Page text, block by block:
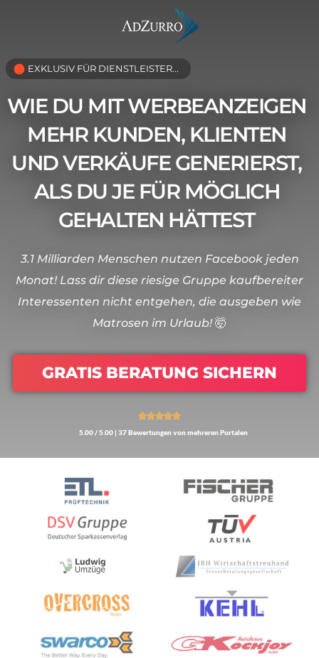
EXKLUSIV FÜR DIENSTLEISTER...
WIE DU MIT WERBEANZEIGEN
MEHR KUNDEN, KLIENTEN
UND VERKÄUFE GENERIERST,
ALS DU JE FÜR MÖGLICH
GEHALTEN HÄTTEST
3.1 Milliarden Menschen nutzen Facebook jeden
Monat! Lass dir diese riesige Gruppe kaufbereiter
Interessenten nicht entgehen, die ausgeben wie
Matrosen im Urlaub!🤯
GRATIS BERATUNG SICHERN

5.00 / 5.00 | 37 Bewertungen von mehreren Portalen